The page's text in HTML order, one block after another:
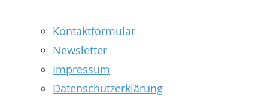
Kontaktformular
Newsletter
Impressum
Datenschutzerklärung